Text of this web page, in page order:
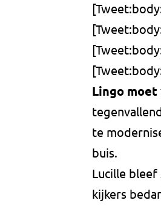
Lingo moet
te
buis.
Lucille
kijkers